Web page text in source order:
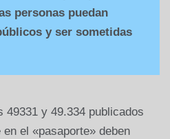
personas puedan
y ser sometidas
49331 y 49.334 publicados
el «pasaporte» deben